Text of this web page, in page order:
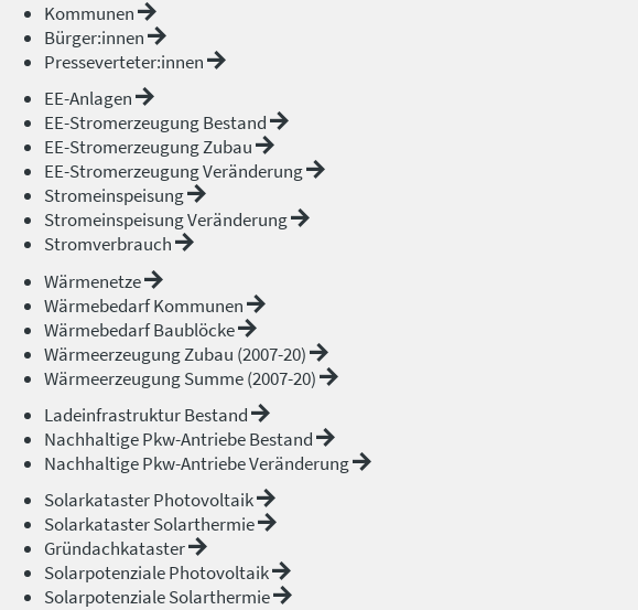
Kommunen
Bürger:innen
Presseverteter:innen
EE-Anlagen
EE-Stromerzeugung Bestand
EE-Stromerzeugung Zubau
EE-Stromerzeugung Veränderung
Stromeinspeisung
Stromeinspeisung Veränderung
Stromverbrauch
Wärmenetze
Wärmebedarf Kommunen
Wärmebedarf Baublöcke
Wärmeerzeugung Zubau (2007-20)
Wärmeerzeugung Summe (2007-20)
Ladeinfrastruktur Bestand
Nachhaltige Pkw-Antriebe Bestand
Nachhaltige Pkw-Antriebe Veränderung
Solarkataster Photovoltaik
Solarkataster Solarthermie
Gründachkataster
Solarpotenziale Photovoltaik
Solarpotenziale Solarthermie